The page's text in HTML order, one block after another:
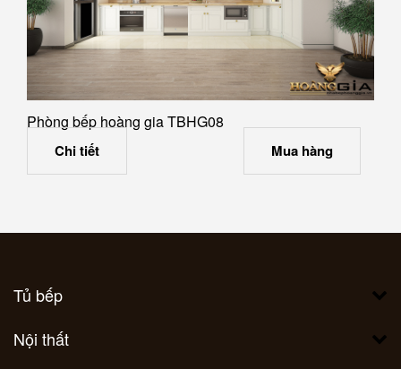
Phòng bếp hoàng gia TBHG08
Chi tiết Mua hàng
Tủ bếp
Nội thất